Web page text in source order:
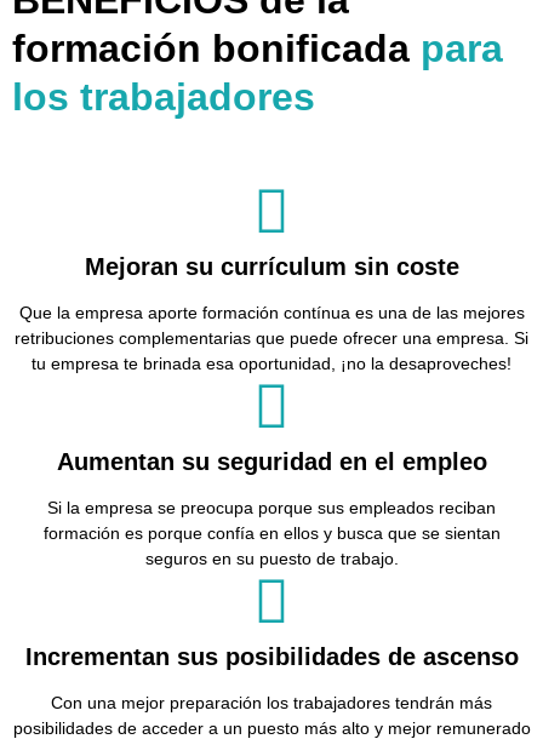
formación bonificada para
los trabajadores
Mejoran su currículum sin coste
Que la empresa aporte formación contínua es una de las mejores
retribuciones complementarias que puede ofrecer una empresa. Si
tu empresa te brinada esa oportunidad, ¡no la desaproveches!
Aumentan su seguridad en el empleo
Si la empresa se preocupa porque sus empleados reciban
formación es porque confía en ellos y busca que se sientan
seguros en su puesto de trabajo.
Incrementan sus posibilidades de ascenso
Con una mejor preparación los trabajadores tendrán más
posibilidades de acceder a un puesto más alto y mejor remunerado